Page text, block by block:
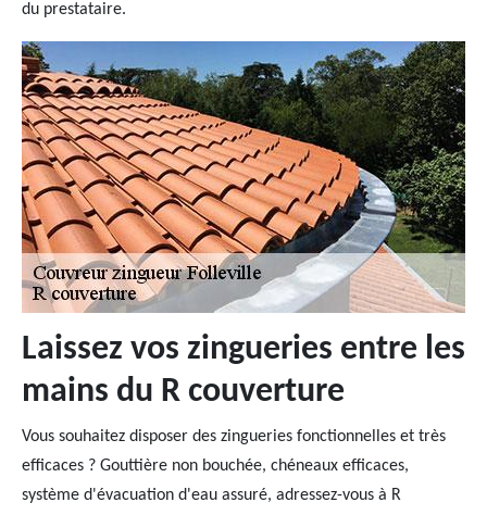
du prestataire.
Laissez vos zingueries entre les
mains du R couverture
Vous souhaitez disposer des zingueries fonctionnelles et très
efficaces ? Gouttière non bouchée, chéneaux efficaces,
système d'évacuation d'eau assuré, adressez-vous à R